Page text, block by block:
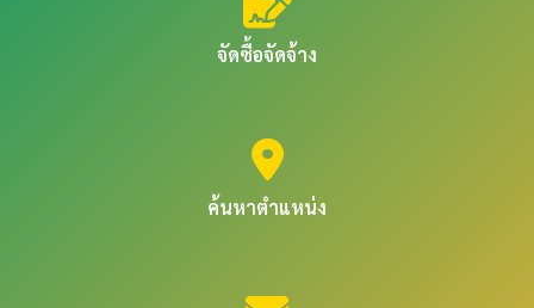
จัดซื้อจัดจ้าง
ค้นหาตำแหน่ง